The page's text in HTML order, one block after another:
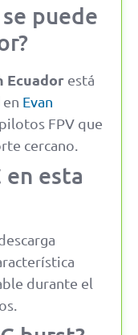
puede
Ecuador está
Evan
FPV que
cercano.
en esta
durante el